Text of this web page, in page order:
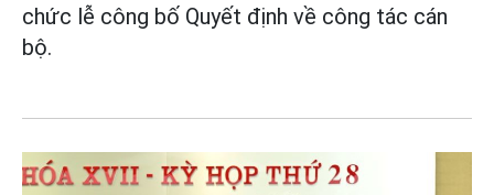
chức lễ công bố Quyết định về công tác cán
bộ.